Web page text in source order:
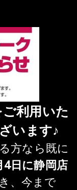
利用いた
います♪
方なら既に
4日に静岡店
、今まで